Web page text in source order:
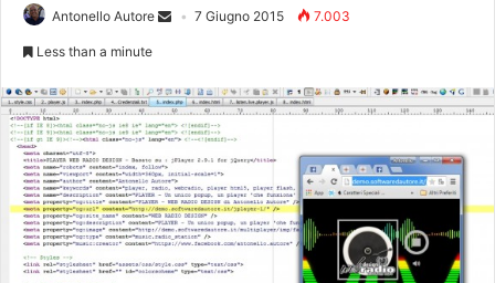
Antonello Autore 7 Giugno 2015 7.003
Less than a minute